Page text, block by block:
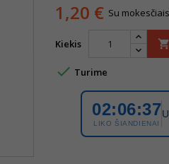
1,20 € Su mokesčiais
Kiekis 
 Turime
02:06:37
LIKO ŠIANDIENAI